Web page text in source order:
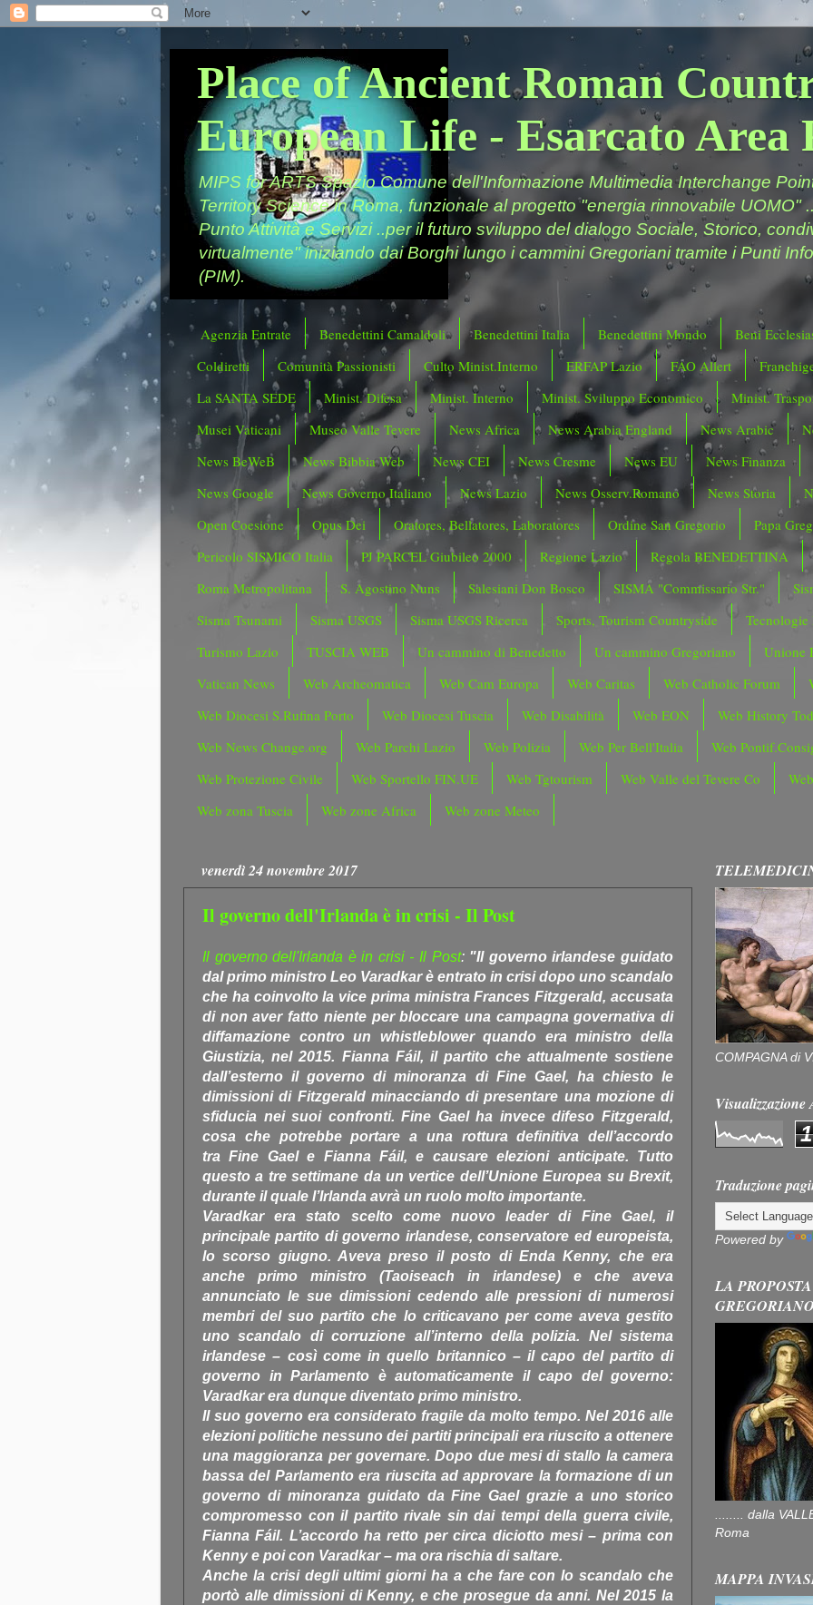
Place of Ancient Roman
European Life - Esarcato Area
MIPS for ARTS Spazio Comune dell'Informazione Multimedia Interchange
Territory Science in Roma, funzionale al progetto "energia rinnovabile UOMO"
Punto Attività e Servizi ..per il futuro sviluppo del dialogo Sociale, Storico,
virtualmente" iniziando dai Borghi lungo i cammini Gregoriani tramite i Punti
(PIM).
Agenzia Entrate Benedettini Camaldoli Benedettini Italia Benedettini Mondo
Beni
Coldiretti
Comunità Passionisti Culto Minist.Interno ERFAP Lazio FAO Allert
La SANTA SEDE
Minist. Difesa Minist. Interno Minist. Sviluppo Economico
Minist.
Musei Vaticani
Museo Valle Tevere News Africa News Arabia England News Arabic
News BeWeB
News Bibbia Web News CEI News Cresme News EU
News Finanza
News Google
News Governo Italiano News Lazio News Osserv.Romano News Storia
Open Coesione
Opus Dei Oratores, Bellatores, Laboratores Ordine San Gregorio
Papa
Pericolo SISMICO Italia
PJ PARCEL Giubileo 2000 Regione Lazio
Regola BENEDETTINA
Roma Metropolitana
S. Agostino Nuns Salesiani Don Bosco SISMA "Commissario Str."
Sisma Tsunami
Sisma USGS Sisma USGS Ricerca Sports, Tourism Countryside
Tecnologie
Turismo Lazio
TUSCIA WEB Un cammino di Benedetto Un cammino Gregoriano
Unione
Vatican News
Web Archeomatica Web Cam Europa Web Caritas Web Catholic Forum
Web Diocesi S.Rufina Porto
Web Diocesi Tuscia Web Disabilità Web EON
Web History
Web News Change.org
Web Parchi Lazio Web Polizia Web Per Bell'Italia
Web
Web Protezione Civile
Web Sportello FIN.UE Web Tgtourism Web Valle del Tevere Co
Web zona Tuscia
Web zone Africa Web zone Meteo
venerdì 24 novembre 2017
Il governo dell'Irlanda è in crisi - Il Post
Il governo dell'Irlanda è in crisi - Il Post:"Il governo irlandese guidato
dal primo ministro Leo Varadkar è entrato in crisi dopo uno scandalo
che ha coinvolto la vice prima ministra Frances Fitzgerald, accusata
di non aver fatto niente per bloccare una campagna governativa di
diffamazione contro un whistleblower quando era ministro della
Giustizia, nel 2015. Fianna Fáil, il partito che attualmente sostiene
dall’esterno il governo di minoranza di Fine Gael, ha chiesto le
dimissioni di Fitzgerald minacciando di presentare una mozione di
sfiducia nei suoi confronti. Fine Gael ha invece difeso Fitzgerald,
cosa che potrebbe portare a una rottura definitiva dell’accordo
tra Fine Gael e Fianna Fáil, e causare elezioni anticipate. Tutto
questo a tre settimane da un vertice dell’Unione Europea su Brexit,
durante il quale l’Irlanda avrà un ruolo molto importante.
Varadkar era stato scelto come nuovo leader di Fine Gael, il
principale partito di governo irlandese, conservatore ed europeista,
lo scorso giugno. Aveva preso il posto di Enda Kenny, che era
anche primo ministro (Taoiseach in irlandese) e che aveva
annunciato le sue dimissioni cedendo alle pressioni di numerosi
membri del suo partito che lo criticavano per come aveva gestito
uno scandalo di corruzione all’interno della polizia. Nel sistema
irlandese – così come in quello britannico – il capo del partito di
governo in Parlamento è automaticamente il capo del governo:
Varadkar era dunque diventato primo ministro.
Il suo governo era considerato fragile da molto tempo. Nel 2016 alle
elezioni politiche nessuno dei partiti principali era riuscito a ottenere
una maggioranza per governare. Dopo due mesi di stallo la camera
bassa del Parlamento era riuscita ad approvare la formazione di un
governo di minoranza guidato da Fine Gael grazie a uno storico
compromesso con il partito rivale sin dai tempi della guerra civile,
Fianna Fáil. L’accordo ha retto per circa diciotto mesi – prima con
Kenny e poi con Varadkar – ma ora rischia di saltare.
Anche la crisi degli ultimi giorni ha a che fare con lo scandalo che
portò alle dimissioni di Kenny, e che prosegue da anni. Nel 2015 la
COMPAGNA di
1
Traduzione
Powered by
LA
........ dalla
Roma
MAPPA